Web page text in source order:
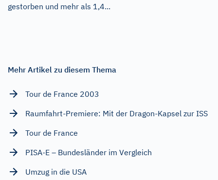
gestorben und mehr als 1,4...
Mehr Artikel zu diesem Thema
Tour de France 2003
Raumfahrt-Premiere: Mit der Dragon-Kapsel zur ISS
Tour de France
PISA-E – Bundesländer im Vergleich
Umzug in die USA